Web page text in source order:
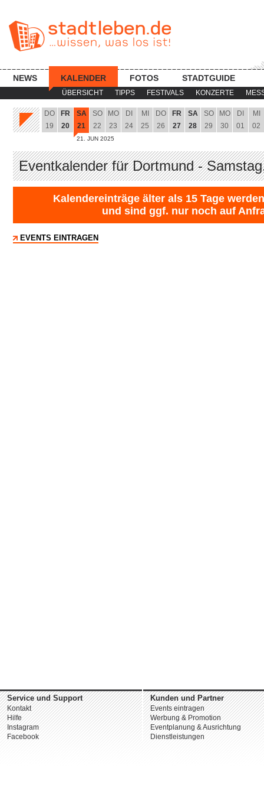
ÜBERSICHT TIPPS FESTIVALS KONZERTE
NEWS KALENDER FOTOS STADTGUIDE
DO
19
FR
20
SA
21
21. JUN 2025
SO
22
MO
23
DI
24
MI
25
DO
26
FR
27
SA
28
SO
29
MO
30
DI
01
MI
02
Eventkalender für Dortmund -
Kalendereinträge älter als 15 Tage
und sind ggf. nur noch auf
EVENTS EINTRAGEN
Service und Support
Kontakt
Hilfe
Instagram
Facebook
Kunden und Partner
Events eintragen
Werbung & Promotion
Eventplanung & Ausrichtung
Dienstleistungen